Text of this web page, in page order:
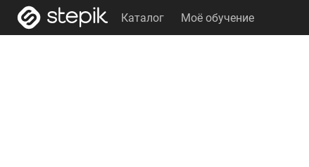
Каталог Моё обучение